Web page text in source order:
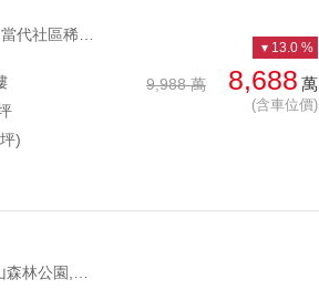
)
9,988 萬 8,688 萬
(含車位價)
13.0 %